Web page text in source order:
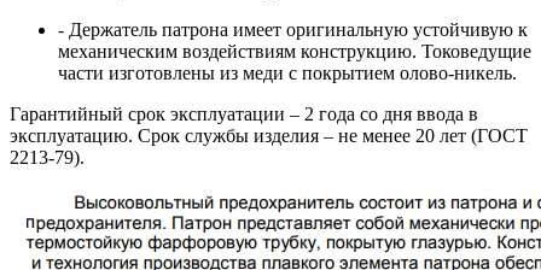
- Держатель патрона имеет оригинальную устойчивую к
механическим воздействиям конструкцию. Токоведущие
части изготовлены из меди с покрытием олово-никель.
Гарантийный срок эксплуатации – 2 года со дня ввода в
эксплуатацию. Срок службы изделия – не менее 20 лет (ГОСТ
2213-79).